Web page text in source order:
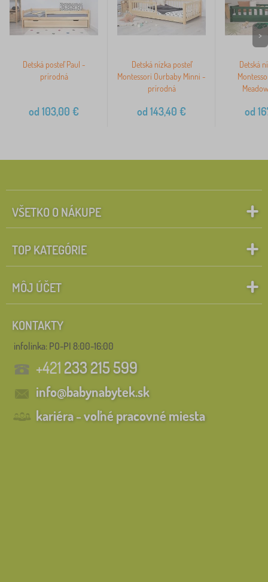
Detská posteľ Paul -
prírodná
od 103,00 €
Detská nízka posteľ
Montessori Ourbaby Minni -
prírodná
od 143,40 €
Detská
od
>
VŠETKO O NÁKUPE
TOP KATEGÓRIE
MÔJ ÚČET
KONTAKTY
infolinka: PO-PI 8:00-16:00
+421233 215 599
info@babynabytek.sk
kariéra - voľné pracovné miesta